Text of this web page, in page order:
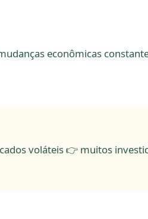
econômicas
voláteis 👉 muitos